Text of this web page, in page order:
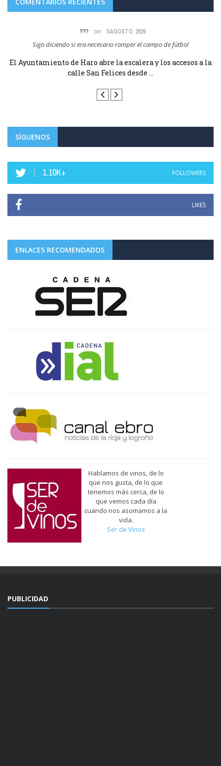
COMENTARIOS RECIENTES
UN VECINO on 5 AGOSTO, 2026
Espero que prohíban aparcar los coches en la calle Atalaya, que termina en
El Ayuntamiento de Haro abre la escalera y los accesos a la
SÍGUENOS
1.10K+ FOLLOWERS
LIKES
ENLACES RECOMENDADOS
Hablamos de vinos, de lo
que nos gusta, de lo que
tenemos más cerca, de lo
que vemos cada día
cuando nos asomamos a la
vida.
Ser de Vinos
PUBLICIDAD